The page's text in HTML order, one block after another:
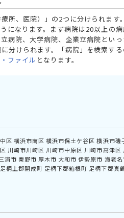
所、医院）」の2つに分けられます
になります。まず病院は20以上の
病院、大学病院、企業立病院とい
分けられます。「病院」を検索す
ファイル となります。
区 横浜市南区 横浜市保土ケ谷区 横浜市磯
川崎市川崎区 川崎市中原区 川崎市高津区
浦市 秦野市 厚木市 大和市 伊勢原市 海老名
足柄上郡開成町 足柄下郡箱根町 足柄下郡真